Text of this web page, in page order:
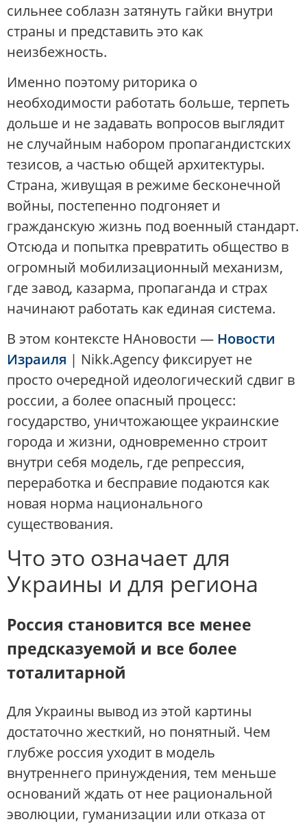
сильнее соблазн затянуть гайки внутри
страны и представить это как
неизбежность.
Именно поэтому риторика о
необходимости работать больше, терпеть
дольше и не задавать вопросов выглядит
не случайным набором пропагандистских
тезисов, а частью общей архитектуры.
Страна, живущая в режиме бесконечной
войны, постепенно подгоняет и
гражданскую жизнь под военный стандарт.
Отсюда и попытка превратить общество в
огромный мобилизационный механизм,
где завод, казарма, пропаганда и страх
начинают работать как единая система.
В этом контексте НАновости — Новости
Израиля | Nikk.Agency фиксирует не
просто очередной идеологический сдвиг в
россии, а более опасный процесс:
государство, уничтожающее украинские
города и жизни, одновременно строит
внутри себя модель, где репрессия,
переработка и бесправие подаются как
новая норма национального
существования.
Что это означает для
Украины и для региона
Россия становится все менее
предсказуемой и все более
тоталитарной
Для Украины вывод из этой картины
достаточно жесткий, но понятный. Чем
глубже россия уходит в модель
внутреннего принуждения, тем меньше
оснований ждать от нее рациональной
эволюции, гуманизации или отказа от